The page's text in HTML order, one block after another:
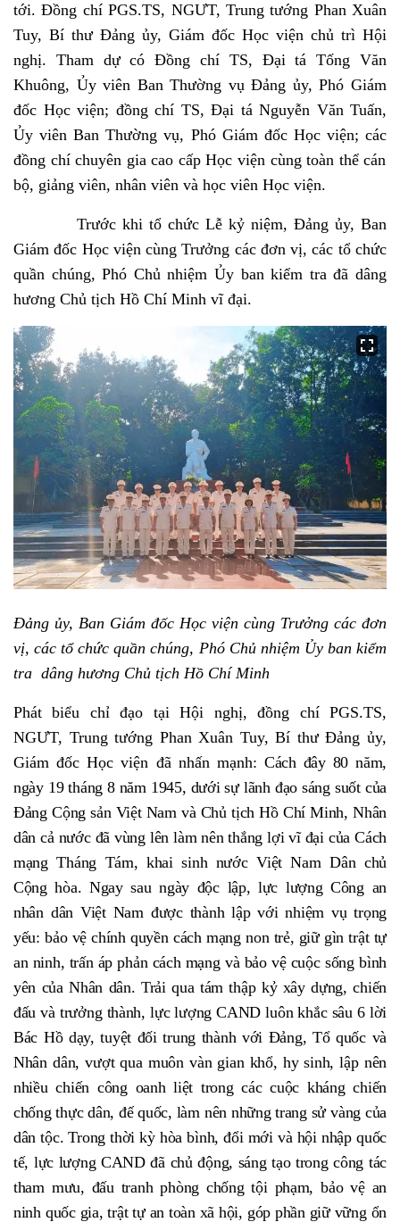
tới.Đồng chí PGS.TS, NGƯT, Trung tướng Phan Xuân
Tuy, Bí thư Đảng ủy, Giám đốc Học viện chủ trì Hội
nghị. Thamdự cóĐồng chí TS, Đại tá Tống Văn
Khuông, Ủy viên Ban Thường vụ Đảng ủy, Phó Giám
đốc Học viện; đồng chí TS, Đại tá Nguyễn Văn Tuấn,
Ủy viên Ban Thường vụ, Phó Giám đốc Học viện; các
đồng chí chuyên gia cao cấp Học viện cùng toàn thể cán
bộ, giảng viên, nhân viên và học viên Học viện.
Trước khi tổ chức Lễ kỷ niệm, Đảng ủy, Ban
Giám đốc Học viện cùng Trưởng các đơn vị, các tổ chức
quần chúng, Phó Chủ nhiệm Ủy ban kiểm tra đã dâng
hương Chủ tịch Hồ Chí Minh vĩ đại.
Đảng ủy, Ban Giám đốc Học viện cùng Trưởng các đơn
vị, các tổ chức quần chúng, Phó Chủ nhiệm Ủy ban kiểm
tra dâng hương Chủ tịch Hồ Chí Minh
Phát biểu chỉ đạo tại Hội nghị, đồng chí PGS.TS,
NGƯT, Trung tướng Phan Xuân Tuy, Bí thư Đảng ủy,
Giám đốc Học viện đã nhấn mạnh: Cách đây 80 năm,
ngày 19 tháng 8 năm 1945, dưới sự lãnh đạo sáng suốt của
Đảng Cộng sản Việt Nam và Chủ tịch Hồ Chí Minh, Nhân
dân cả nước đã vùng lên làm nên thắng lợi vĩ đại của Cách
mạng Tháng Tám, khai sinh nước Việt Nam Dân chủ
Cộng hòa. Ngay sau ngày độc lập, lực lượng Công an
nhân dân Việt Nam được thành lập với nhiệm vụ trọng
yếu: bảo vệ chính quyền cách mạng non trẻ, giữ gìn trật tự
an ninh, trấn áp phản cách mạng và bảo vệ cuộc sống bình
yên của Nhân dân. Trải qua tám thập kỷ xây dựng, chiến
đấu và trưởng thành, lực lượng CAND luôn khắc sâu 6 lời
Bác Hồ dạy, tuyệt đối trung thành với Đảng, Tổ quốc và
Nhân dân, vượt qua muôn vàn gian khổ, hy sinh, lập nên
nhiều chiến công oanh liệt trong các cuộc kháng chiến
chống thực dân, đế quốc, làm nên những trang sử vàng của
dân tộc. Trong thời kỳ hòa bình, đổi mới và hội nhập quốc
tế, lực lượng CAND đã chủ động, sáng tạo trong công tác
tham mưu, đấu tranh phòng chống tội phạm, bảo vệ an
ninh quốc gia, trật tự an toàn xã hội, góp phần giữ vững ổn